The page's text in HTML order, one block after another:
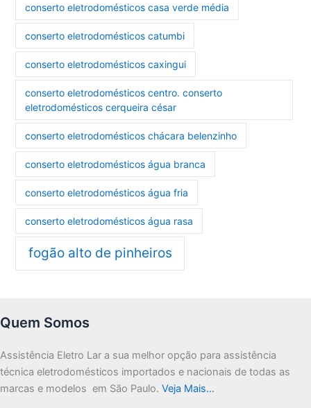
conserto eletrodomésticos casa verde média
conserto eletrodomésticos catumbi
conserto eletrodomésticos caxingui
conserto eletrodomésticos centro. conserto
eletrodomésticos cerqueira césar
conserto eletrodomésticos chácara belenzinho
conserto eletrodomésticos água branca
conserto eletrodomésticos água fria
conserto eletrodomésticos água rasa
fogão alto de pinheiros
Quem Somos
Assistência Eletro Lar a sua melhor opção para assistência
técnica eletrodomésticos importados e nacionais de todas as
marcas e modelos em São Paulo. Veja Mais…